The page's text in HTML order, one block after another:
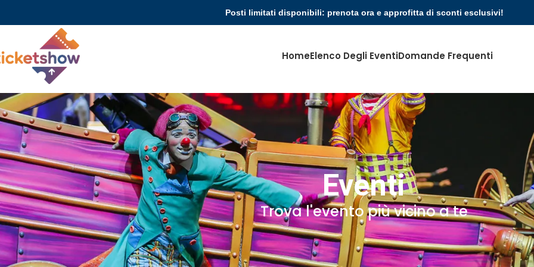
Posti limitati disponibili: prenota ora e approfitta di sconti esclusivi!
HomeElenco Degli EventiDomande Frequenti
Eventi
Trova l'evento più vicino a te